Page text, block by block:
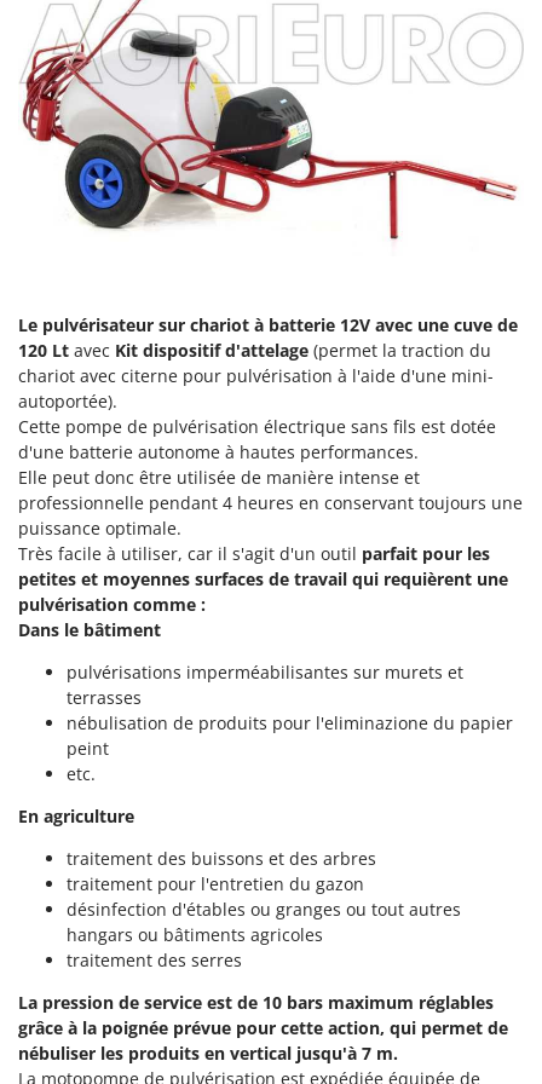
F
Fendeuses à bois
Filets pour la Récolte des olives
Filtres pour vin et huile
Floconneuses
Fouloirs - Égrappoirs
Fourches pour tracteur
Fraises à neige
Fraises rotatives pour tracteur
Friteuses sans huile
G
Générateurs d'air chaud
Godets à terre basculants pour tracteur
Groupes électrogènes
Gyrobroyeurs à lame pour tracteur
Haches - Cognées et Hachettes
Hachoirs à viande
Herses à Dents
Herses Rotatives
L
Lames niveleuses pour tracteur
Lave-vitres
Lieuses électriques pour vignes
M
Machines à pâtes
Comet
Cresco
Cruccolini
CTEK
Dal Degan
DCG
Di Martino
Diavola Pro
Diesse
Docma
Dominion
Dreame
E
EcoFlow
Edilmark
Effeuno
Einhell
Elegen
Energy Gruppi
Enotecnica Pillan
Eschenfelder
EuroMech
Eurosystems
F
FAC
Fama Industrie
Famag
Le pulvérisateur sur chariot à batterie 12V avec une cuve de
120 Lt avec Kit dispositif d'attelage (permet la traction du
chariot avec citerne pour pulvérisation à l'aide d'une mini-
autoportée).
Cette pompe de pulvérisation électrique sans fils est dotée
d'une batterie autonome à hautes performances.
Elle peut donc être utilisée de manière intense et
professionnelle pendant 4 heures en conservant toujours une
puissance optimale.
Très facile à utiliser, car il s'agit d'un outil parfait pour les
petites et moyennes surfaces de travail qui requièrent une
pulvérisation comme :
Dans le bâtiment
pulvérisations imperméabilisantes sur murets et
terrasses
nébulisation de produits pour l'eliminazione du papier
peint
etc.
En agriculture
traitement des buissons et des arbres
traitement pour l'entretien du gazon
désinfection d'étables ou granges ou tout autres
hangars ou bâtiments agricoles
traitement des serres
La pression de service est de 10 bars maximum réglables
grâce à la poignée prévue pour cette action, qui permet de
nébuliser les produits en vertical jusqu'à 7 m.
La motopompe de pulvérisation est expédiée équipée de